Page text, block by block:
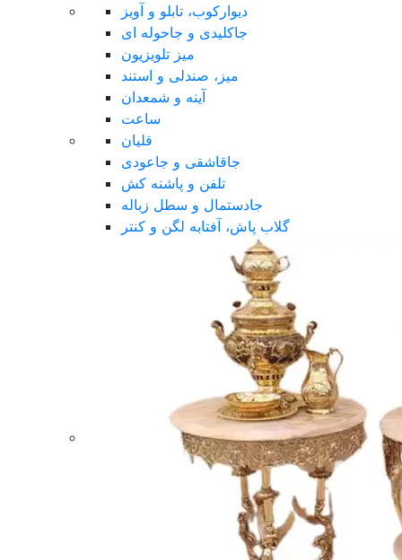
دیوارکوب، تابلو و آویز
جاکلیدی و جاحوله ای
میز تلویزیون
میز، صندلی و استند
آینه و شمعدان
ساعت
قلیان
جاقاشقی و جاعودی
تلفن و پاشنه کش
جادستمال و سطل زباله
گلاب پاش، آفتابه لگن و کنتر